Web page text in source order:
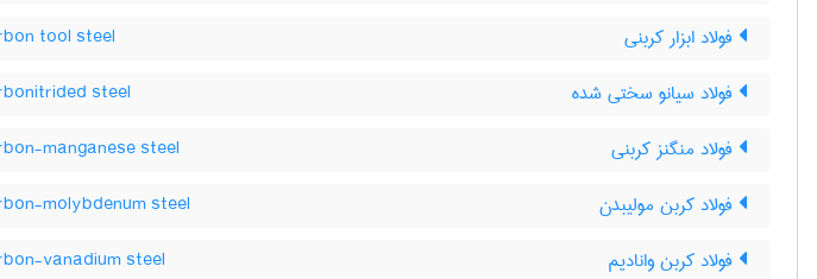
فولاد ابزار کربنی tool steel
فولاد سیانو سختی شده steel
فولاد منگنز کربنی manganese steel
فولاد کربن مولیبدن molybdenum steel
فولاد کربن وانادیم vanadium steel